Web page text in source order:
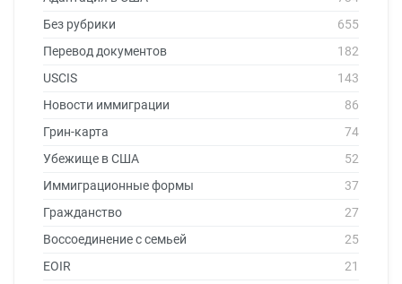
Без рубрики
655
Перевод документов
182
USCIS
143
Новости иммиграции
86
Грин-карта
74
Убежище в США
52
Иммиграционные формы
37
Гражданство
27
Воссоединение с семьей
25
EOIR
21